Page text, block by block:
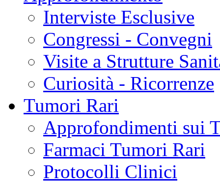
Interviste Esclusive
Congressi - Convegni
Visite a Strutture
Curiosità - Ricorrenze
Tumori Rari
Approfondimenti sui
Farmaci Tumori Rari
Protocolli Clinici